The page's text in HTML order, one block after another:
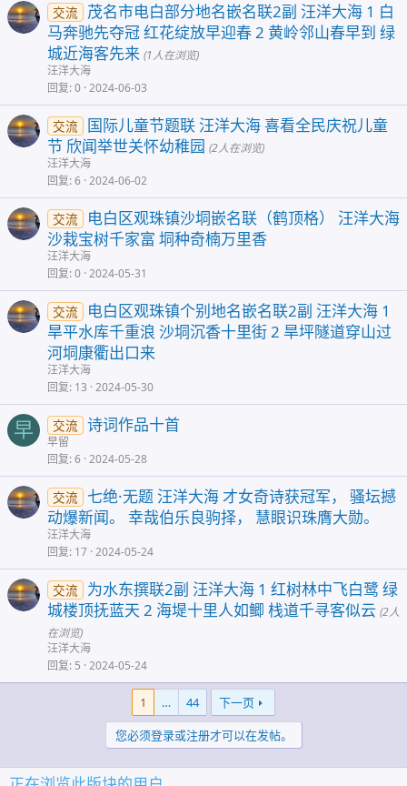
交流
茂名市电白部分地名嵌名联2副 汪洋大海 1 白
马奔驰先夺冠 红花绽放早迎春 2 黄岭邻山春早到 绿
城近海客先来 (1人在浏览)
汪洋大海
回复 0 2024-06-03
交流
国际儿童节题联 汪洋大海 喜看全民庆祝儿童
节 欣闻举世关怀幼稚园 (2人在浏览)
汪洋大海
回复 6 2024-06-02
交流
电白区观珠镇沙垌嵌名联（鹤顶格） 汪洋大海
沙栽宝树千家富 垌种奇楠万里香
汪洋大海
回复 0 2024-05-31
交流
电白区观珠镇个别地名嵌名联2副 汪洋大海 1
旱平水库千重浪 沙垌沉香十里街 2 旱坪隧道穿山过
河垌康衢出口来
汪洋大海
回复 13 2024-05-30
早 交流 诗词作品十首
早留
回复 6 2024-05-28
交流
七绝·无题 汪洋大海 才女奇诗获冠军， 骚坛撼
动爆新闻。 幸哉伯乐良驹择， 慧眼识珠膺大勋。
汪洋大海
回复 17 2024-05-24
交流
为水东撰联2副 汪洋大海 1 红树林中飞白鹭 绿
城楼顶抚蓝天 2 海堤十里人如鲫 栈道千寻客似云 (2人
在浏览)
汪洋大海
回复 5 2024-05-24
1 … 44
下一页
您必须登录或注册才可以在发帖。